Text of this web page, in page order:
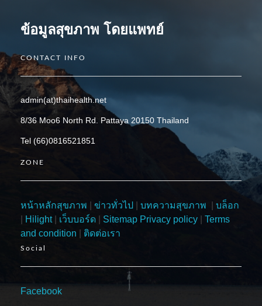
ข้อมูลสุขภาพ โดยแพทย์
CONTACT INFO
admin(at)thaihealth.net
8/36 Moo6 North Rd. Pattaya 20150 Thailand
Tel (66)0816521851
ZONE
หน้าหลักสุขภาพ ข่าวทั่วไป บทความสุขภาพ
บล็อก
Hilight| เว็บบอร์ด Sitemap Privacy policy
Terms
and condition
ติดต่อเรา
Social
Facebook